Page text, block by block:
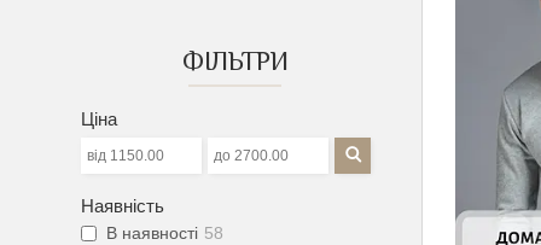
ФІЛЬТРИ
Ціна
Наявність
В наявності 58